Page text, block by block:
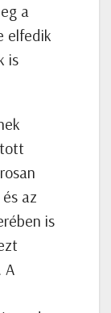
a
elfedik
is
az
is
A